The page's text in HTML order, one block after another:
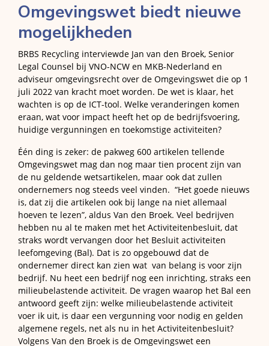
Omgevingswet biedt nieuwe
mogelijkheden
BRBS Recycling interviewde Jan van den Broek, Senior
Legal Counsel bij VNO-NCW en MKB-Nederland en
adviseur omgevingsrecht over de Omgevingswet die op 1
juli 2022 van kracht moet worden. De wet is klaar, het
wachten is op de ICT-tool. Welke veranderingen komen
eraan, wat voor impact heeft het op de bedrijfsvoering,
huidige vergunningen en toekomstige activiteiten?
Één ding is zeker: de pakweg 600 artikelen tellende
Omgevingswet mag dan nog maar tien procent zijn van
de nu geldende wetsartikelen, maar ook dat zullen
ondernemers nog steeds veel vinden. “Het goede nieuws
is, dat zij die artikelen ook bij lange na niet allemaal
hoeven te lezen”, aldus Van den Broek. Veel bedrijven
hebben nu al te maken met het Activiteitenbesluit, dat
straks wordt vervangen door het Besluit activiteiten
leefomgeving (Bal). Dat is zo opgebouwd dat de
ondernemer direct kan zien wat van belang is voor zijn
bedrijf. Nu heet een bedrijf nog een inrichting, straks een
milieubelastende activiteit. De vragen waarop het Bal een
antwoord geeft zijn: welke milieubelastende activiteit
voer ik uit, is daar een vergunning voor nodig en gelden
algemene regels, net als nu in het Activiteitenbesluit?
Volgens Van den Broek is de Omgevingswet een